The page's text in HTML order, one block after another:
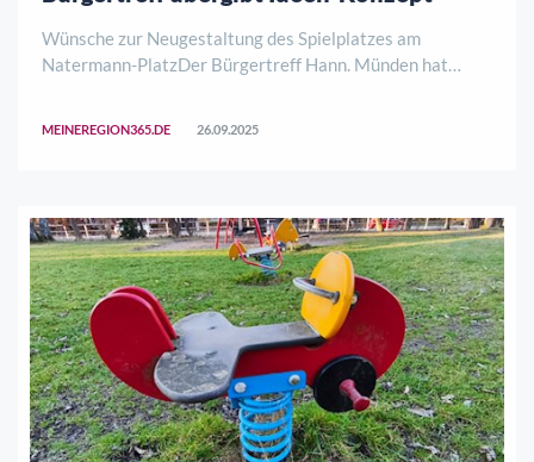
Wünsche zur Neugestaltung des Spielplatzes am
Natermann-PlatzDer Bürgertreff Hann. Münden hat
MEINEREGION365.DE 26.09.2025